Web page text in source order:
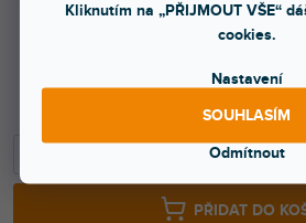
Kliknutím na „PŘIJMOUT VŠE“
cookies.
Nastavení
Odmítnout
SOUHLASÍM
148 Kč bez DPH
PŘIDAT DO